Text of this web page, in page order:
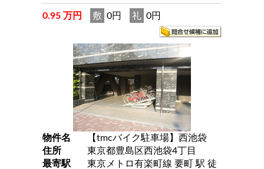
0.95 万円 敷 0円 礼 0円
物件名
【tmcバイク駐車場】西池袋
住所
東京都豊島区西池袋4丁目
最寄駅
東京メトロ有楽町線 要町 駅 徒